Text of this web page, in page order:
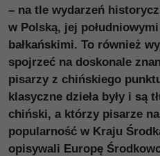
– na tle wydarzeń
w Polską, jej
bałkańskimi. To również
spojrzeć na doskonale
pisarzy z chińskiego
klasyczne dzieła były i są
chiński, a którzy pisarze
popularność w Kraju
opisywali Europę